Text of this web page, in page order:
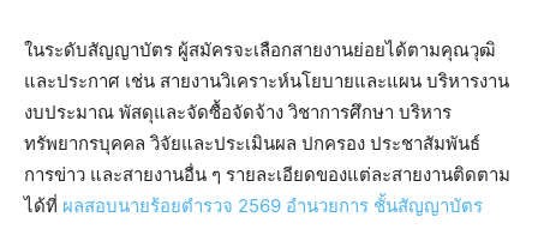
ในระดับสัญญาบัตร ผู้สมัครจะเลือกสายงานย่อยได้ตามคุณวุฒิ
และประกาศ เช่น สายงานวิเคราะห์นโยบายและแผน บริหารงาน
งบประมาณ พัสดุและจัดซื้อจัดจ้าง วิชาการศึกษา บริหาร
ทรัพยากรบุคคล วิจัยและประเมินผล ปกครอง ประชาสัมพันธ์
การข่าว และสายงานอื่น ๆ รายละเอียดของแต่ละสายงานติดตาม
ได้ที่ ผลสอบนายร้อยตำรวจ 2569 อำนวยการ ชั้นสัญญาบัตร